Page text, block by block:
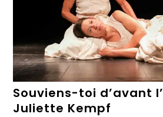
Souviens-toi d’avant
Juliette Kempf